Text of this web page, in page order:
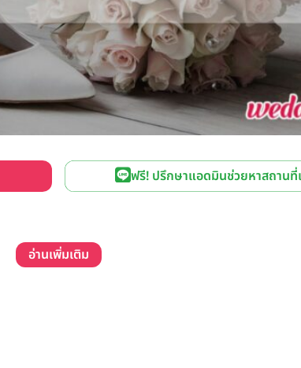
ฟรี! ปรึกษาแอดมินช่วยหาสถาน
อ่านเพิ่มเติม